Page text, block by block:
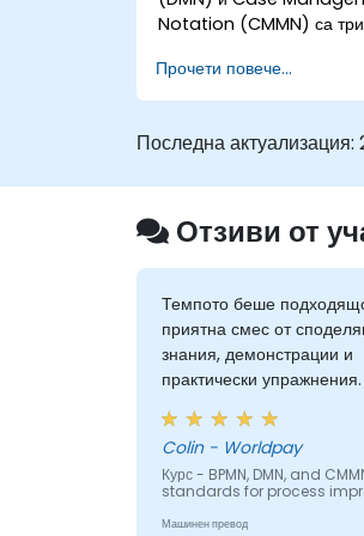
Notation (CMMN) са
на процеси, решения и
предоставя въведение и
Прочети повече...
Последна актуализация:
Отзиви от
Темпото беше
приятна смес от
знания, демонстрации и
практически
беше много ангажиран и
предостави енергията да
преминем успешно през
Беше добре, че имаше
индивидуално обучение,
което Филип обхождаше
Colin - Worldpay
Курс - BPMN, DMN, and
standards for process
Машинен превод